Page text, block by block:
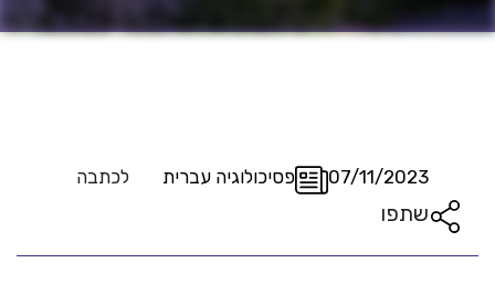
07/11/2023 פסיכולוגיה עברית לכתבה
שתפו